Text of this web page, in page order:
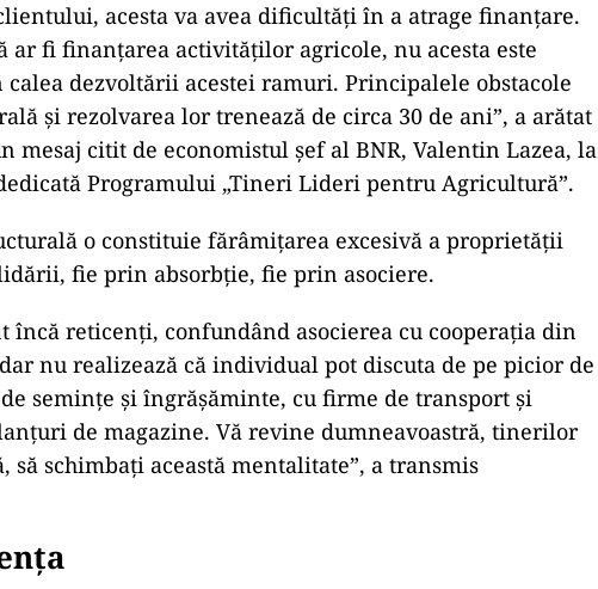
acesta va avea dificultăţi în a atrage finanţare.
ar fi finanţarea activităţilor agricole, nu acesta este
dezvoltării acestei ramuri. Principalele obstacole
şi rezolvarea lor trenează de circa 30 de ani”, a arătat
mesaj citit de economistul şef al BNR, Valentin Lazea, la
Programului „Tineri Lideri pentru Agricultură”.
o constituie fărâmiţarea excesivă a proprietăţii
fie prin absorbţie, fie prin asociere.
încă reticenţi, confundând asocierea cu cooperaţia din
nu realizează că individual pot discuta de pe picior de
seminţe şi îngrăşăminte, cu firme de transport şi
de magazine. Vă revine dumneavoastră, tinerilor
schimbaţi această mentalitate”, a transmis